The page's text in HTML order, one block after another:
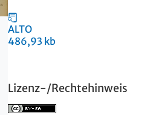
ALTO
486,93 kb
Lizenz-/Rechtehinweis